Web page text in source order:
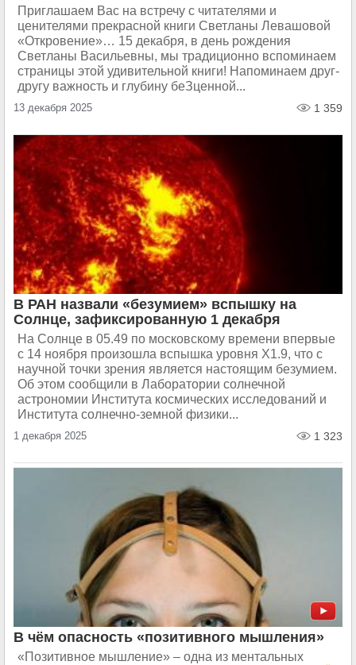
Приглашаем Вас на встречу с читателями и
ценителями прекрасной книги Светланы Левашовой
«Откровение»… 15 декабря, в день рождения
Светланы Васильевны, мы традиционно вспоминаем
страницы этой удивительной книги! Напоминаем друг-
другу важность и глубину беЗценной...
13 декабря 2025 1 359
В РАН назвали «безумием» вспышку на
Солнце, зафиксированную 1 декабря
На Солнце в 05.49 по московскому времени впервые
с 14 ноября произошла вспышка уровня X1.9, что с
научной точки зрения является настоящим безумием.
Об этом сообщили в Лаборатории солнечной
астрономии Института космических исследований и
Института солнечно-земной физики...
1 декабря 2025 1 323
В чём опасность «позитивного мышления»
«Позитивное мышление» – одна из ментальных